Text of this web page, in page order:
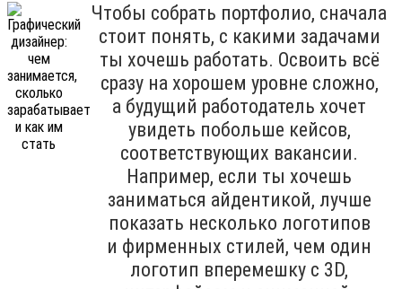
Чтобы собрать портфолио, сначала
стоит понять, с какими задачами
ты хочешь работать. Освоить всё
сразу на хорошем уровне сложно,
а будущий работодатель хочет
увидеть побольше кейсов,
соответствующих вакансии.
Например, если ты хочешь
заниматься айдентикой, лучше
показать несколько логотипов
и фирменных стилей, чем один
логотип вперемешку с 3D,